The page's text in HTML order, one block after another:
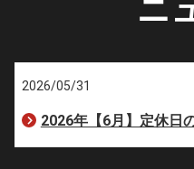
ニ
2026/05/31
2026年【6月】定休日